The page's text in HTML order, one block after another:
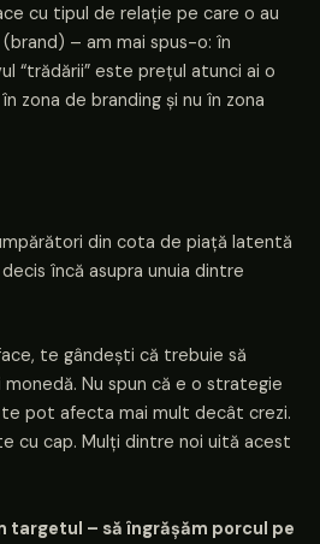
cu tipul de relație pe care o au
– am mai spus-o: în
“trădării” este prețul atunci ai o
zona de branding și nu în zona
din cota de piață latentă
încă asupra unuia dintre
te gândești că trebuie să
Nu spun că e o strategie
pot afecta mai mult decât crezi.
cu cap. Mulți dintre noi uită acest
targetul – să îngrășăm porcul pe